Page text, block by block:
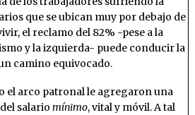
que se ubican muy por debajo de
el reclamo del 82% -pese a la
y la izquierda- puede conducir la
camino equivocado.
el arco patronal le agregaron una
salariomínimo, vital y móvil. A tal